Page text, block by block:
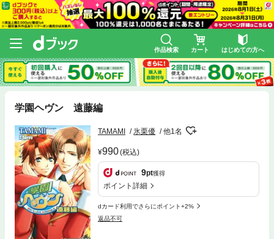
作品検索 カート はじめての方へ
学園ヘヴン 遠藤編
TAMAMI 氷栗優 他1名
990(税込)
9pt獲得
ポイント詳細
dカード利用でさらにポイント+2%
返品不可